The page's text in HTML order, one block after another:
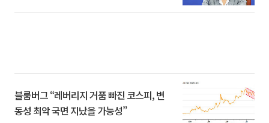
블룸버그 “레버리지 거품 빠진 코스피, 변
동성 최악 국면 지났을 가능성”